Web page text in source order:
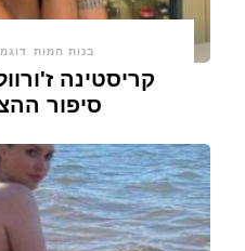
בנות חמות
קריסטינה
סיפור